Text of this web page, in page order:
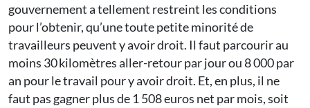
gouvernement a tellement restreint les conditions
pour l’obtenir, qu’une toute petite minorité de
travailleurs peuvent y avoir droit. Il faut parcourir au
moins 30 kilomètres aller-retour par jour ou 8 000 par
an pour le travail pour y avoir droit. Et, en plus, il ne
faut pas gagner plus de 1 508 euros net par mois, soit